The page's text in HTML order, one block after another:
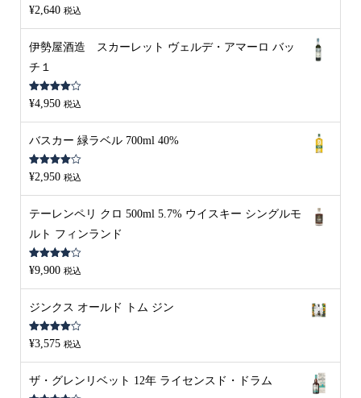
5段階中
4.00の評
¥2,640 税込
伊勢屋酒造 スカーレット ヴェルデ・アマーロ バッ
チ１
5段階中
4.00の評
¥4,950 税込
バスカー 緑ラベル 700ml 40%
5段階中
4.00の評
¥2,950 税込
テーレンペリ クロ 500ml 5.7% ウイスキー シングルモ
ルト フィンランド
5段階中
4.00の評
¥9,900 税込
ジンクス オールド トム ジン
5段階中
4.00の評
¥3,575 税込
ザ・グレンリベット 12年 ライセンスド・ドラム